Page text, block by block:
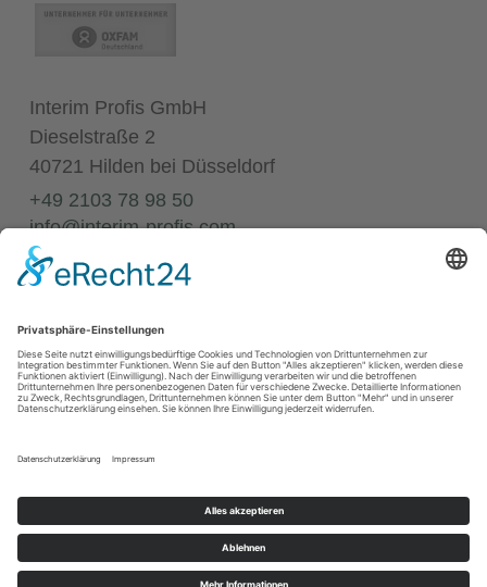
Interim Profis GmbH
Dieselstraße 2
40721 Hilden bei Düsseldorf
+49 2103 78 98 50
info@interim-profis.com
Impressum
Kontakt
Annette Elias
68Bewertungen auf ProvenExpert.com
© 2026 Interim Profis GmbH. Alle Rechte vorbehalten.